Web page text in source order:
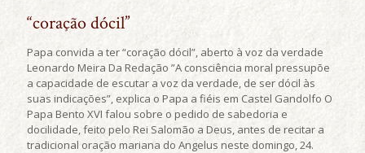
“coração dócil”
Papa convida a ter “coração dócil”, aberto à voz da verdade
Leonardo Meira Da Redação ”A consciência moral pressupõe
a capacidade de escutar a voz da verdade, de ser dócil às
suas indicações”, explica o Papa a fiéis em Castel Gandolfo O
Papa Bento XVI falou sobre o pedido de sabedoria e
docilidade, feito pelo Rei Salomão a Deus, antes de recitar a
tradicional oração mariana do Angelus neste domingo, 24.